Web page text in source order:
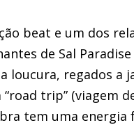
beat e um dos
de Sal
loucura, regados a
“road trip” (viagem
tem uma